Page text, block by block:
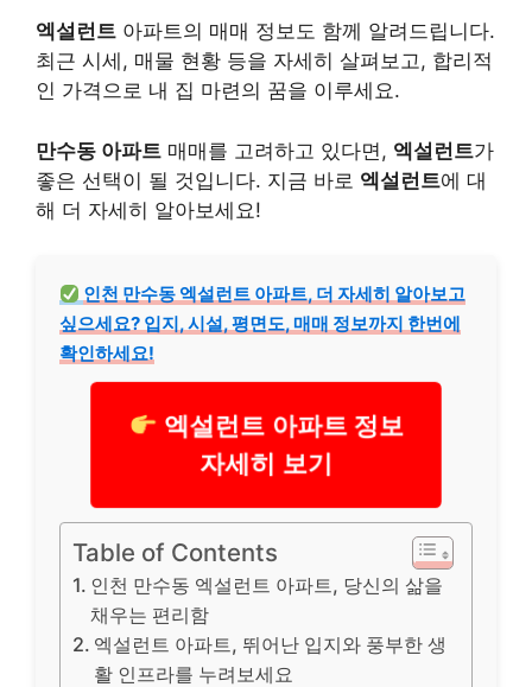
엑설런트 아파트의 매매 정보도 함께 알려드립니다.
최근 시세, 매물 현황 등을 자세히 살펴보고, 합리적
인 가격으로 내 집 마련의 꿈을 이루세요.
만수동 아파트 매매를 고려하고 있다면, 엑설런트가
좋은 선택이 될 것입니다. 지금 바로 엑설런트에 대
해 더 자세히 알아보세요!
인천 만수동 엑설런트 아파트, 더 자세히 알아보고
싶으세요? 입지, 시설, 평면도, 매매 정보까지 한번에
확인하세요!
엑설런트 아파트 정보
자세히 보기
Table of Contents
인천 만수동 엑설런트 아파트, 당신의 삶을
채우는 편리함
엑설런트 아파트, 뛰어난 입지와 풍부한 생
활 인프라를 누려보세요